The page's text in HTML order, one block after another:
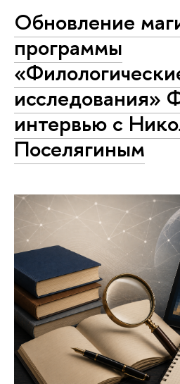
Обновление
программы
исследования»
интервью с
Поселягиным